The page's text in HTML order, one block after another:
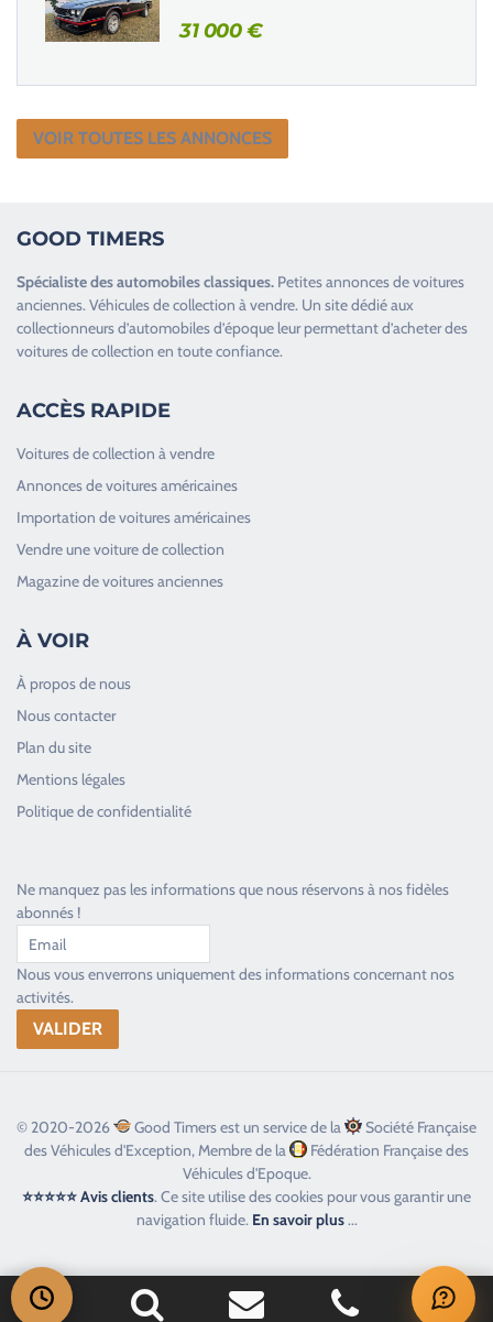
31 000€
VOIR TOUTES LES ANNONCES
GOOD TIMERS
Spécialiste desautomobiles classiques. Petites annonces devoitures
anciennes.Véhicules de collection à vendre. Un site dédié aux
collectionneurs d’automobiles d’époque leur permettant d’acheter des
voitures de collection en toute confiance.
ACCÈS RAPIDE
Voitures de collection à vendre
Annonces de voitures américaines
Importation de voitures américaines
Vendre une voiture de collection
Magazine de voitures anciennes
À VOIR
À propos de nous
Nous contacter
Plan du site
Mentions légales
Politique de confidentialité
Ne manquez pas les informations que nous réservons à nos fidèles
abonnés !
Nous vous enverrons uniquement des informations concernant nos
activités.
© 2020-2026 Good Timers est un service de la
Société Française
des Véhicules d'Exception, Membre de la
Fédération Française des
Véhicules d'Epoque.
⭐⭐⭐⭐⭐ Avis clients. Ce site utilise des cookies pour vous garantir une
navigation fluide. En savoir plus...
Toujours heureux d'aider les passionnés